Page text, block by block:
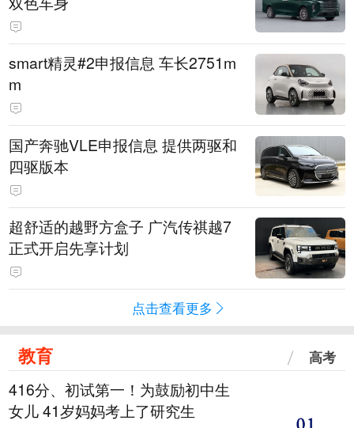
smart精灵#2申报信息 车长2751m
m
国产奔驰VLE申报信息 提供两驱和
四驱版本
超舒适的越野方盒子 广汽传祺越7
正式开启先享计划
点击查看更多
教育 高考
416分、初试第一！为鼓励初中生
女儿 41岁妈妈考上了研究生